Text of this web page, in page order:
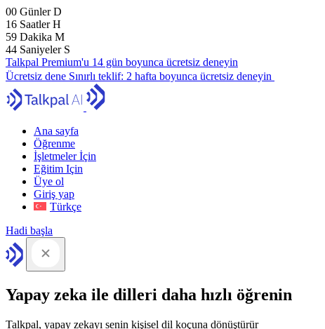
00 GünlerD
16 SaatlerH
59 Dakika M
43 Saniyeler S
Talkpal Premium'u 14 gün boyunca ücretsiz deneyin
Ücretsiz dene Sınırlı teklif: 2 hafta boyunca ücretsiz deneyin
Ana sayfa
Öğrenme
İşletmeler İçin
Eğitim Için
Üye ol
Giriş yap
Türkçe
Hadi başla
Yapay zeka ile dilleri daha hızlı öğrenin
Talkpal, yapay zekayı senin kişisel dil koçuna dönüştürür